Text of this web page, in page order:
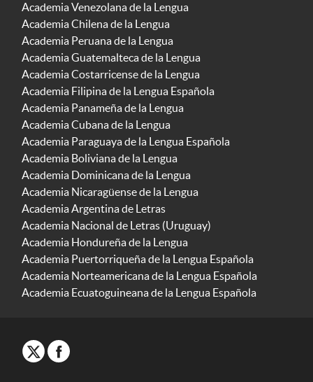
Academia Venezolana de la Lengua
Academia Chilena de la Lengua
Academia Peruana de la Lengua
Academia Guatemalteca de la Lengua
Academia Costarricense de la Lengua
Academia Filipina de la Lengua Española
Academia Panameña de la Lengua
Academia Cubana de la Lengua
Academia Paraguaya de la Lengua Española
Academia Boliviana de la Lengua
Academia Dominicana de la Lengua
Academia Nicaragüense de la Lengua
Academia Argentina de Letras
Academia Nacional de Letras (Uruguay)
Academia Hondureña de la Lengua
Academia Puertorriqueña de la Lengua Española
Academia Norteamericana de la Lengua Española
Academia Ecuatoguineana de la Lengua Española